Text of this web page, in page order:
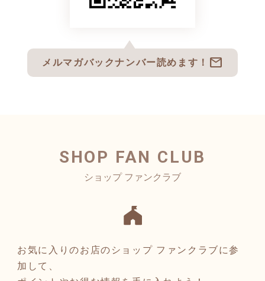
メルマガバックナンバー読めます！ mail
SHOP FAN CLUB
お気に入りのお店のショップ ファンクラブに参
加して、